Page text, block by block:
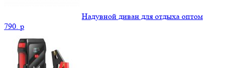
Надувной диван для отдыха оптом
790. p